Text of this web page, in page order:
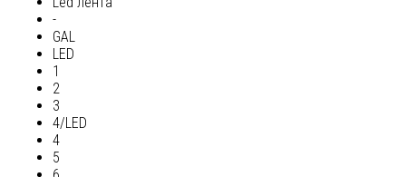
-
GAL
LED
1
2
3
4/LED
4
5